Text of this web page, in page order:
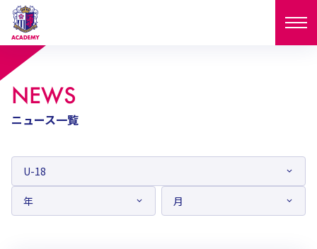
ニュース
U-18 U-15
試合日程
選手
PLAYERS
スタッフ
NEWS
ニュース一覧